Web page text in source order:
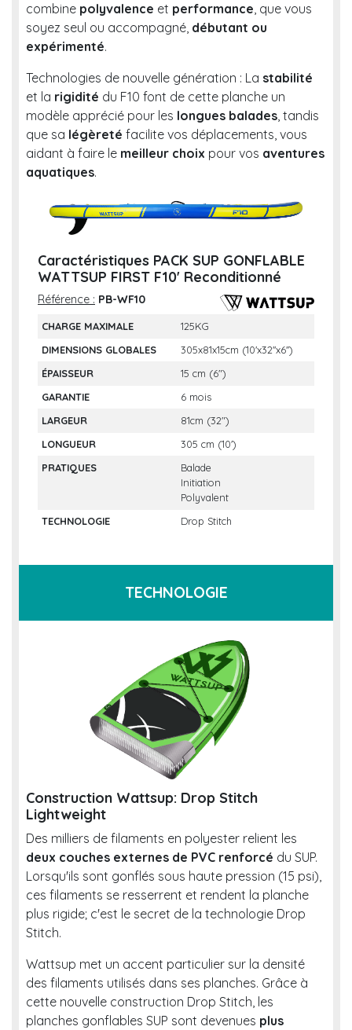
combine polyvalence et performance, que vous
soyez seul ou accompagné, débutant ou
expérimenté.
Technologies de nouvelle génération : La stabilité
et la rigidité du F10 font de cette planche un
modèle apprécié pour les longues balades, tandis
que sa légèreté facilite vos déplacements, vous
aidant à faire le meilleur choix pour vos aventures
aquatiques.
Caractéristiques PACK SUP GONFLABLE
WATTSUP FIRST F10' Reconditionné
Référence : PB-WF10
CHARGE MAXIMALE
125KG
DIMENSIONS GLOBALES
305x81x15cm (10'x32''x6'')
ÉPAISSEUR
15 cm (6")
GARANTIE
6 mois
LARGEUR
81cm (32")
LONGUEUR
305 cm (10')
PRATIQUES
Balade
Initiation
Polyvalent
TECHNOLOGIE
Drop Stitch
TECHNOLOGIE
Construction Wattsup: Drop Stitch
Lightweight
Des milliers de filaments en polyester relient les
deux couches externes de PVC renforcé du SUP.
Lorsqu'ils sont gonflés sous haute pression (15 psi),
ces filaments se resserrent et rendent la planche
plus rigide; c'est le secret de la technologie Drop
Stitch.
Wattsup met un accent particulier sur la densité
des filaments utilisés dans ses planches. Grâce à
cette nouvelle construction Drop Stitch, les
planches gonflables SUP sont devenues plus